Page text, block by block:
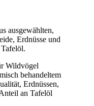
ausgewählten,
Erdnüsse und
Wildvögel
behandeltem
Erdnüssen,
an Tafelöl